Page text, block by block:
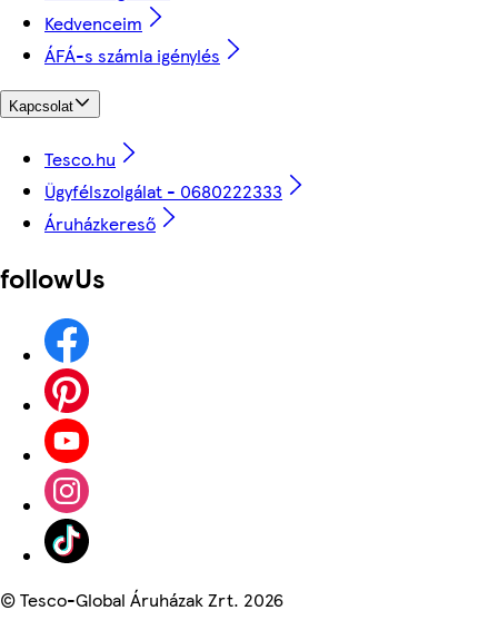
Kedvenceim
ÁFÁ-s számla igénylés
Kapcsolat
Tesco.hu
Ügyfélszolgálat - 0680222333
Áruházkereső
followUs
©Tesco-Global Áruházak Zrt. 2026